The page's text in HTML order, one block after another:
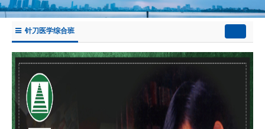
针刀医学综合班